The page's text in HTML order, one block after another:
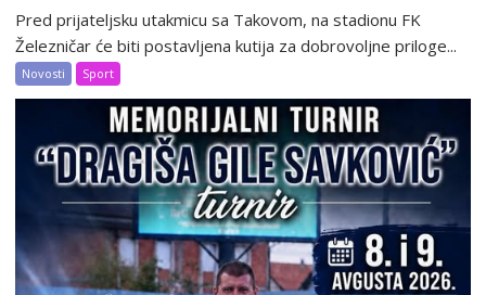
Pred prijateljsku utakmicu sa Takovom, na stadionu FK
Železničar će biti postavljena kutija za dobrovoljne priloge...
Novosti Sport